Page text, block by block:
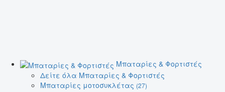
Μπαταρίες & Φορτιστές
Δείτε όλα Μπαταρίες & Φορτιστές
Μπαταρίες μοτοσυκλέτας (27)